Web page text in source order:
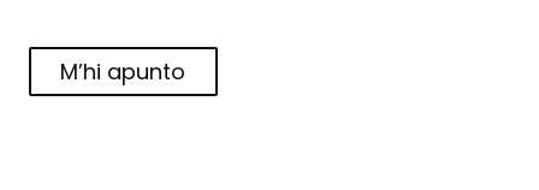
M’hi apunto